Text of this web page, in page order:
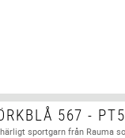
567 -
sportgarn från Rauma